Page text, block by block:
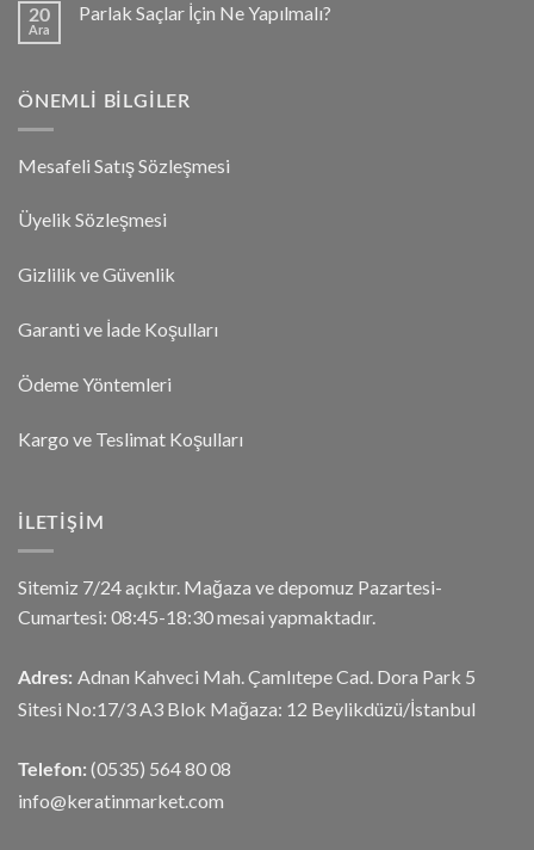
20
Ara
Parlak Saçlar İçin Ne Yapılmalı?
ÖNEMLI BILGILER
Mesafeli Satış Sözleşmesi
Üyelik Sözleşmesi
Gizlilik ve Güvenlik
Garanti ve İade Koşulları
Ödeme Yöntemleri
Kargo ve Teslimat Koşulları
İLETIŞIM
Sitemiz 7/24 açıktır. Mağaza ve depomuz Pazartesi-
Cumartesi: 08:45-18:30 mesai yapmaktadır.
Adres: Adnan Kahveci Mah. Çamlıtepe Cad. Dora Park 5
Sitesi No:17/3 A3 Blok Mağaza: 12 Beylikdüzü/İstanbul
Telefon: (0535) 564 80 08
info@keratinmarket.com